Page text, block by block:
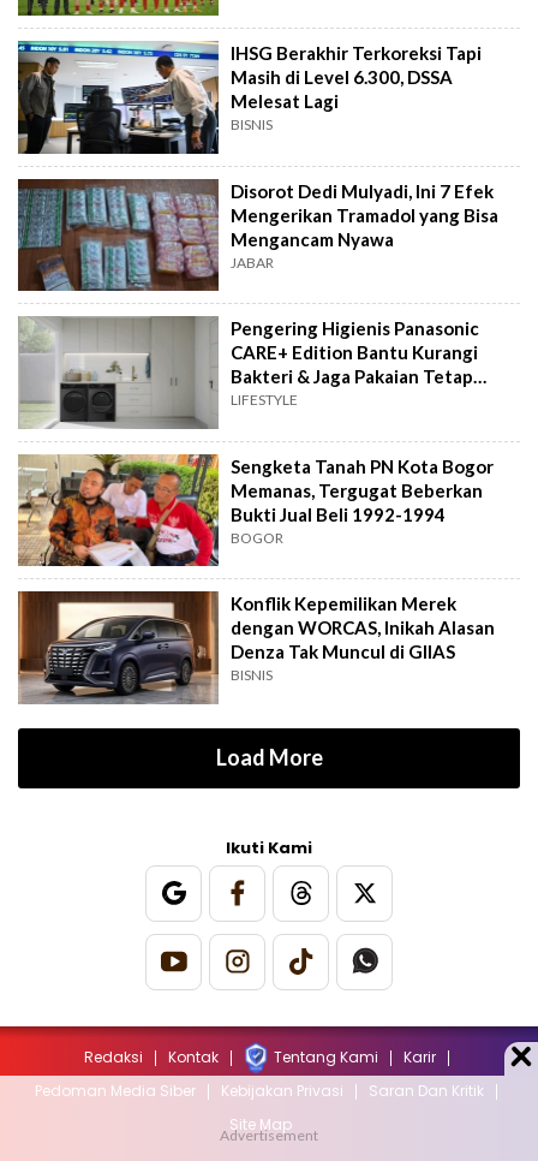
IHSG Berakhir Terkoreksi Tapi
Masih di Level 6.300, DSSA
Melesat Lagi
BISNIS
Disorot Dedi Mulyadi, Ini 7 Efek
Mengerikan Tramadol yang Bisa
Mengancam Nyawa
JABAR
Pengering Higienis Panasonic
CARE+ Edition Bantu Kurangi
Bakteri & Jaga Pakaian Tetap
Bersih
LIFESTYLE
Sengketa Tanah PN Kota Bogor
Memanas, Tergugat Beberkan
Bukti Jual Beli 1992-1994
BOGOR
Konflik Kepemilikan Merek
dengan WORCAS, Inikah Alasan
Denza Tak Muncul di GIIAS
BISNIS
Load More
Ikuti Kami
Redaksi Kontak Tentang Kami
Karir
Pedoman Media Siber
Kebijakan Privasi
Saran Dan Kritik
Site Map